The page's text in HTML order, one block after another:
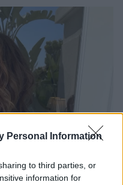
Personal Information
to third parties, or
information for